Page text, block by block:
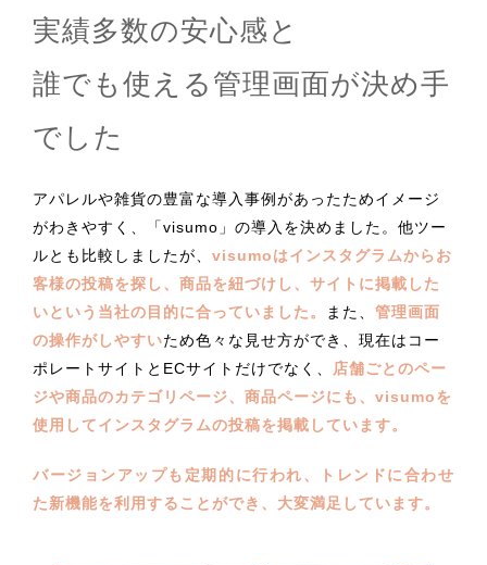
実績多数の安心感と
誰でも使える管理画面が決め手
でした
アパレルや雑貨の豊富な導入事例があったためイメージ
がわきやすく、「visumo」の導入を決めました。他ツー
ルとも比較しましたが、 visumoはインスタグラムからお
客様の投稿を探し、商品を紐づけし、サイトに掲載した
いという当社の目的に合っていました。
また、 管理画面
の操作がしやすいため色々な見せ方ができ、現在はコー
ポレートサイトとECサイトだけでなく、
店舗ごとのペー
ジや商品のカテゴリページ、商品ページにも、visumoを
使用してインスタグラムの投稿を掲載しています。
バージョンアップも定期的に行われ、トレンドに合わせ
た新機能を利用することができ、大変満足しています。